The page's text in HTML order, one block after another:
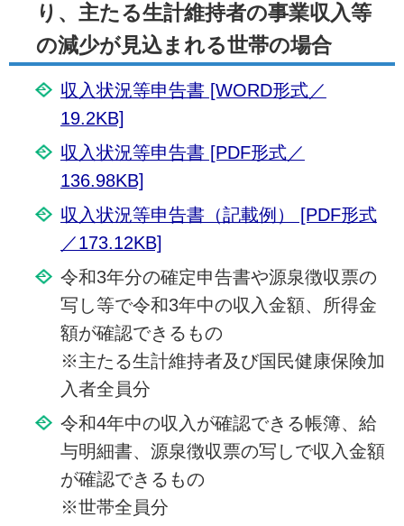
り、主たる生計維持者の事業収入等
の減少が見込まれる世帯の場合
収入状況等申告書 [WORD形式／
19.2KB]
収入状況等申告書 [PDF形式／
136.98KB]
収入状況等申告書（記載例） [PDF形式
／173.12KB]
令和3年分の確定申告書や源泉徴収票の
写し等で令和3年中の収入金額、所得金
額が確認できるもの
※主たる生計維持者及び国民健康保険加
入者全員分
令和4年中の収入が確認できる帳簿、給
与明細書、源泉徴収票の写しで収入金額
が確認できるもの
※世帯全員分